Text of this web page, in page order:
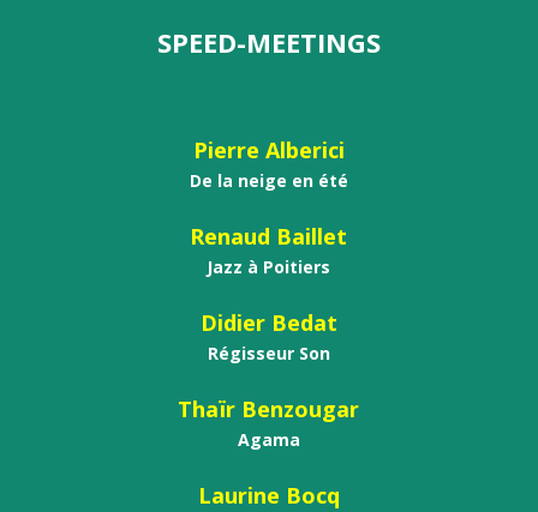
SPEED-MEETINGS
Pierre Alberici
De la neige en été
Renaud Baillet
Jazz à Poitiers
Didier Bedat
Régisseur Son
Thaïr Benzougar
Agama
Laurine Bocq